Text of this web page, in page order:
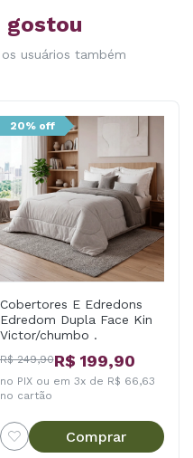
gostou
usuários também
20% off
Cobertores E Edredons
Edredom Dupla Face Kin
Victor/chumbo .
R$ 249,90R$ 199,90
no PIX ou em 3x de R$ 66,63
no cartão
Comprar